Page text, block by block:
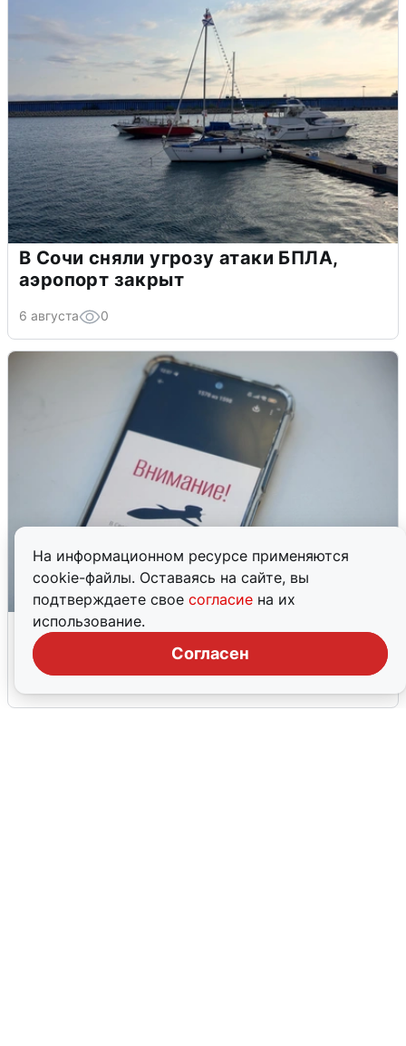
На информационном ресурсе применяются
cookie-файлы. Оставаясь на сайте, вы
подтверждаете свое согласие на их
использование.
Согласен
В Сочи сняли угрозу атаки БПЛА,
аэропорт закрыт
6 августа 0
Ракетная опасность в Свердловской
области: что известно